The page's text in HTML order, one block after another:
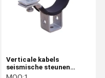
Verticale kabels
seismische steunen
beugels AF730 Rigid